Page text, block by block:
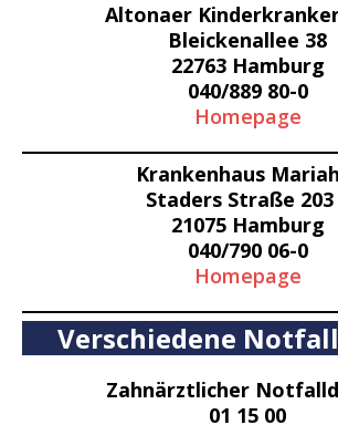
Altonaer
Bleickenallee 38
22763 Hamburg
040/889 80-0
Homepage
Krankenhaus
Staders Straße 203
21075 Hamburg
040/790 06-0
Homepage
Verschiedene
Zahnärztlicher
01 15 00